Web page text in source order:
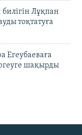
Лұқпан
тоқтатуға
Егеубаеваға
шақырды